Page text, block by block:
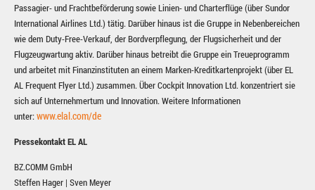
Passagier- und Frachtbeförderung sowie Linien- und Charterflüge (über Sundor
International Airlines Ltd.) tätig. Darüber hinaus ist die Gruppe in Nebenbereichen
wie dem Duty-Free-Verkauf, der Bordverpflegung, der Flugsicherheit und der
Flugzeugwartung aktiv. Darüber hinaus betreibt die Gruppe ein Treueprogramm
und arbeitet mit Finanzinstituten an einem Marken-Kreditkartenprojekt (über EL
AL Frequent Flyer Ltd.) zusammen. Über Cockpit Innovation Ltd. konzentriert sie
sich auf Unternehmertum und Innovation. Weitere Informationen
unter:www.elal.com/de
Pressekontakt EL AL
BZ.COMM GmbH
Steffen Hager | Sven Meyer